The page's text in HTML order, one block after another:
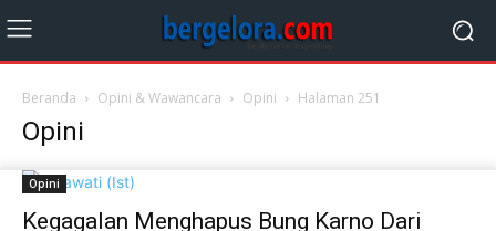
Beranda Opini & Wawancara Opini Halaman 251
Opini
Opini
Kegagalan Menghapus Bung Karno Dari